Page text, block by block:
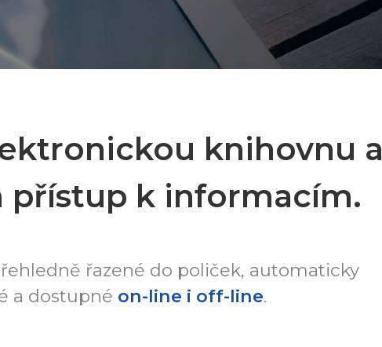
knihovnu a
přístup k informacím.
řazené do poliček, automaticky
a dostupné on-line i off-line.